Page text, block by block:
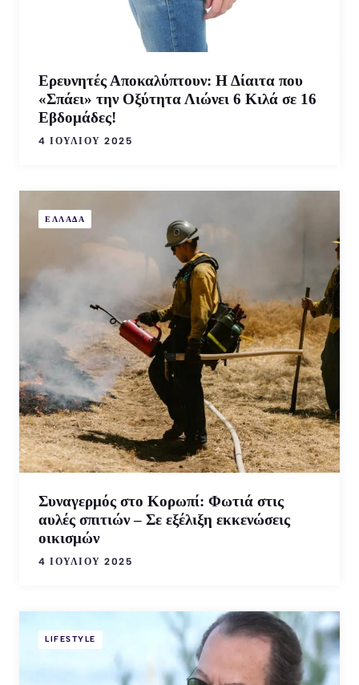
Ερευνητές Αποκαλύπτουν: Η Δίαιτα που
«Σπάει» την Οξύτητα Λιώνει 6 Κιλά σε 16
Εβδομάδες!
4 ΙΟΥΛΊΟΥ 2025
ΕΛΛΑΔΑ
Συναγερμός στο Κορωπί: Φωτιά στις
αυλές σπιτιών – Σε εξέλιξη εκκενώσεις
οικισμών
4 ΙΟΥΛΊΟΥ 2025
LIFESTYLE